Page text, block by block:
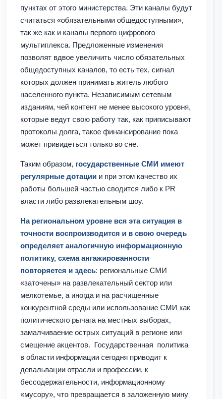
пунктах от этого министерства. Эти каналы будут
считаться «обязательными общедоступными»,
так же как и каналы первого цифрового
мультиплекса. Предложенные изменения
позволят вдвое увеличить число обязательных
общедоступных каналов, то есть тех, сигнал
которых должен принимать житель любого
населенного пункта. Независимым сетевым
изданиям, чей контент не менее высокого уровня,
которые ведут свою работу так, как приписывают
протоколы долга, такое финансирование пока
может привидеться только во сне.
Таким образом, государственные СМИ имеют
регулярные дотации и при этом качество их
работы большей частью сводится либо к PR
власти либо развлекательным шоу.
На региональном уровне вся эта ситуация в
точности воспроизводится и в свою очередь
определяет аналогичную информационную
политику, схема ангажированности
повторяется и здесь: региональные СМИ
«заточены» на развлекательный сектор или
мелкотемье, а иногда и на расчищенные
конкурентной среды или использование СМИ как
политического рычага на местных выборах,
замалчиваение острых ситуаций в регионе или
смещение акцентов. Государственная политика
в области информации сегодня приводит к
девальвации отрасли и профессии, к
бессодержательности, информационному
«мусору», что превращается в заложенную мину